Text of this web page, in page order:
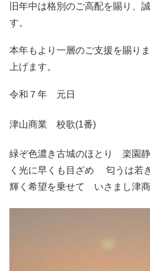
旧年中は格別のご高配を賜り、
す。
本年もより一層のご支援を賜り
上げま
令和７年 元日
津山商業 校歌(1番)
緑ぞ色濃き古城のほとり 楽園
く光に早くも目ざめ 匂うは若
輝く希望を乗せて いさまし津